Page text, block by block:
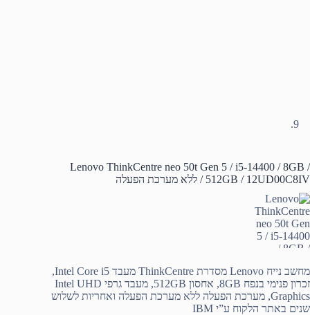
Lenovo ThinkCentre neo 50t Gen 5 / i5-14400 / 8GB /
512GB / 12UD00C8IV / ללא מערכת הפעלה
מחשב נייח Lenovo מסדרת ThinkCentre מעבד Intel Core i5,
זכרון פנימי בנפח 8GB, אחסון 512GB, מעבד גרפי Intel UHD
Graphics, מערכת הפעלה ללא מערכת הפעלה ואחריות לשלוש
שנים באתר הלקוח ע”י IBM